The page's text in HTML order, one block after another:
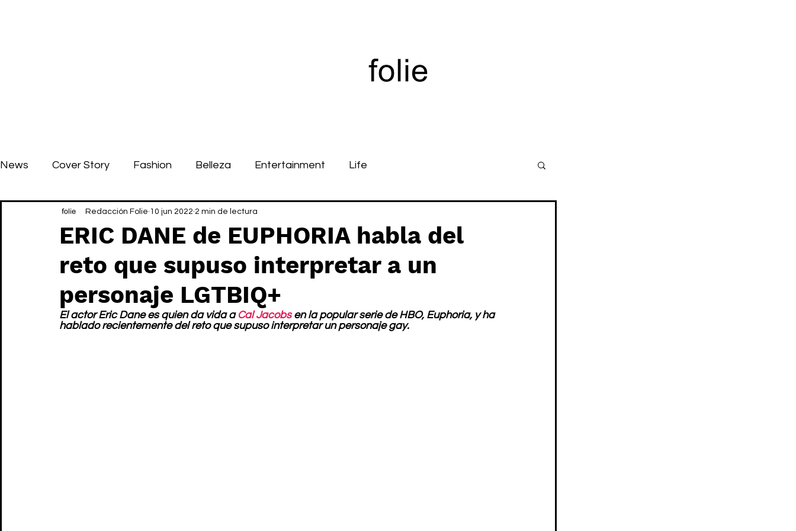
News Cover Story Fashion Belleza Entertainment Life
ERIC DANE de EUPHORIA habla del
reto que supuso interpretar a un
personaje LGTBIQ+
Redacción Folie 10 jun 2022 2 min de lectura
El actor Eric Dane es quien da vida a Cal Jacobs en la popular serie de HBO, Euphoria, y ha
hablado recientemente del reto que supuso interpretar un personaje gay.